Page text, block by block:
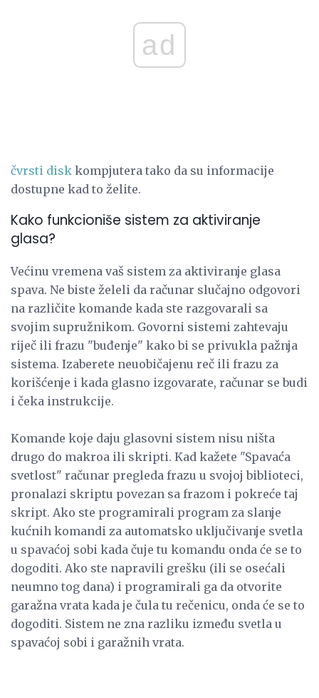
ad
čvrsti disk kompjutera tako da su informacije
dostupne kad to želite.
Kako funkcioniše sistem za aktiviranje
glasa?
Većinu vremena vaš sistem za aktiviranje glasa
spava. Ne biste želeli da računar slučajno odgovori
na različite komande kada ste razgovarali sa
svojim supružnikom. Govorni sistemi zahtevaju
riječ ili frazu "buđenje" kako bi se privukla pažnja
sistema. Izaberete neuobičajenu reč ili frazu za
korišćenje i kada glasno izgovarate, računar se budi
i čeka instrukcije.
Komande koje daju glasovni sistem nisu ništa
drugo do makroa ili skripti. Kad kažete "Spavaća
svetlost" računar pregleda frazu u svojoj biblioteci,
pronalazi skriptu povezan sa frazom i pokreće taj
skript. Ako ste programirali program za slanje
kućnih komandi za automatsko uključivanje svetla
u spavaćoj sobi kada čuje tu komandu onda će se to
dogoditi. Ako ste napravili grešku (ili se osećali
neumno tog dana) i programirali ga da otvorite
garažna vrata kada je čula tu rečenicu, onda će se to
dogoditi. Sistem ne zna razliku između svetla u
spavaćoj sobi i garažnih vrata.